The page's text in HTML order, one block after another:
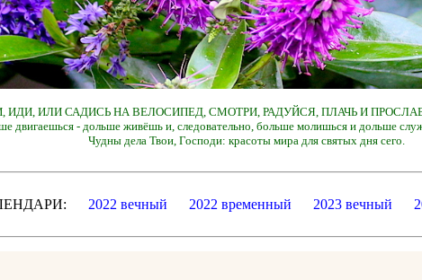
ИДИ, ИЛИ САДИСЬ НА ВЕЛОСИПЕД, СМОТРИ, РАДУЙСЯ, ПЛАЧЬ И
двигаешься - дольше живёшь и, следовательно, больше молишься и дольше
Чудны дела Твои, Господи: красоты мира для святых дня сего.
2022 вечный 2022 временный 2023 вечный